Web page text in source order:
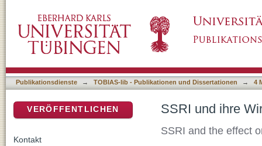
Publikationsdienste → TOBIAS-lib - Publikationen und Dissertationen → 4
SSRI und ihre
SSRI and the effect
VERÖFFENTLICHEN
Kontakt